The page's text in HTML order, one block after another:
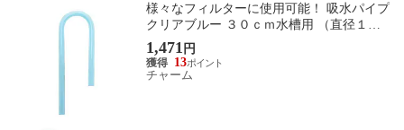
様々なフィルターに使用可能！ 吸水パイプ
クリアブルー ３０ｃｍ水槽用 （直径１２
／１６のホース用） 関東当日便
1,471 円
13
チャーム